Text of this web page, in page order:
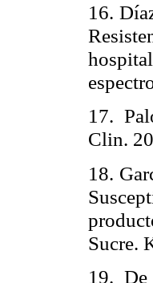
16.
17.
Clin.
18.
Sucre.
19.